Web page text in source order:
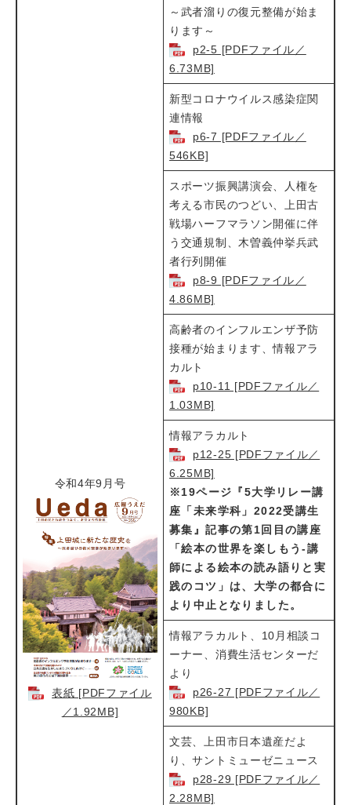
令和4年9月号
表紙 [PDFファイル
／1.92MB]
～武者溜りの復元整備が始ま
ります～​
p2-5 [PDFファイル／
6.73MB]
新型コロナウイルス感染症関
連情報​​
p6-7 [PDFファイル／
546KB]
スポーツ振興講演会、人権を
考える市民のつどい、上田古
戦場ハーフマラソン開催に伴
う交通規制、木曽義仲挙兵武
者行列開催​​
p8-9 [PDFファイル／
4.86MB]
高齢者のインフルエンザ予防
接種が始まります、情報アラ
カルト​​
p10-11 [PDFファイル／
1.03MB]
情報アラカルト​
p12-25 [PDFファイル／
6.25MB]
※19ページ『5大学リレー講
座「未来学科」2022受講生
募集』記事の第1回目の講座
「絵本の世界を楽しもう-講
師による絵本の読み語りと実
践のコツ」は、大学の都合に
より中止となりました。
情報アラカルト、10月相談コ
ーナー、消費生活センターだ
より​
p26-27 [PDFファイル／
980KB]
文芸、上田市日本遺産だよ
り、サントミューゼニュース​
p28-29 [PDFファイル／
2.28MB]